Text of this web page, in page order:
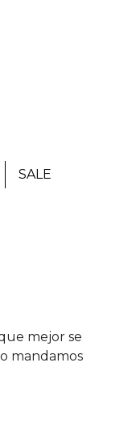
SALE
mejor se
mandamos